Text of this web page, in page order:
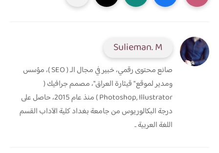
Sulieman. M
صانع محتوى رقمي، خبير في مجال الـ ( SEO )، مؤسس
ومدير لموقع " قيثارة العراق"، مصمم جرافيك (
Photoshop, Illustrator ) منذ عام 2015، حاصل على
درجة البكالوريوس من جامعة بغداد كلية الآداب القسم
اللغة العربية ..